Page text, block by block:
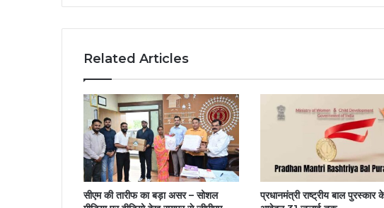
Related Articles
सीएम की तारीफ का बड़ा असर – सोशल
प्रधानमंत्री राष्ट्रीय बाल पुरस्कार